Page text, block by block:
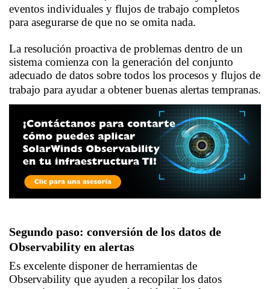
eventos individuales y flujos de trabajo completos
para asegurarse de que no se omita nada.
La resolución proactiva de problemas dentro de un
sistema comienza con la generación del conjunto
adecuado de datos sobre todos los procesos y flujos de
trabajo para ayudar a obtener buenas alertas tempranas.
Segundo paso: conversión de los datos de
Observability en alertas
Es excelente disponer de herramientas de
Observability que ayuden a recopilar los datos